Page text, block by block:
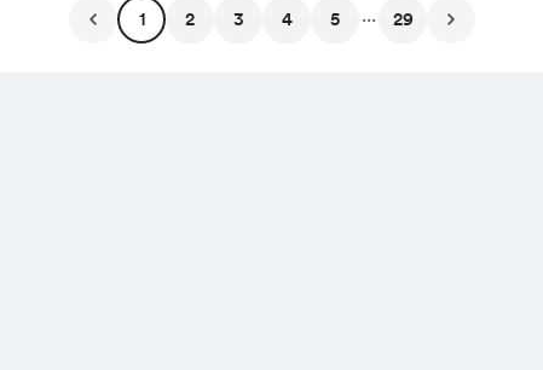
1 2 3 4 5 ... 29